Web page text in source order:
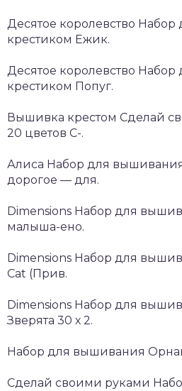
Десятое королевство
крестиком Ежик.
Десятое королевство
крестиком Попуг.
Вышивка крестом Сделай
20 цветов С-.
Алиса Набор для
дорогое — для.
Dimensions Набор для
малыша-ено.
Dimensions Набор для
Cat (Прив.
Dimensions Набор для
Зверята 30 х 2.
Набор для вышивания
Сделай своими руками